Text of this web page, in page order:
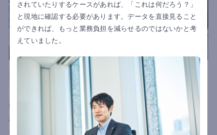
ロジスティクス
NICHIBAN EUROPE GmbH
利用国
導入目的
されていたりするケースがあれば、「これは何だろう？」
と現地に確認する必要があります。データを直接見ること
ができれば、もっと業務負担を減らせるのではないかと考
えていました。